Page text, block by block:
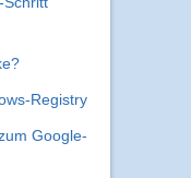
Registry
Google-